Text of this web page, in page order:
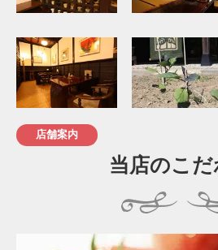
店舗案内
当店のこだ